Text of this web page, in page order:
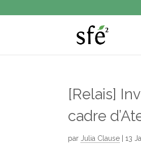
[Relais]
cadre
par Julia Clause |13